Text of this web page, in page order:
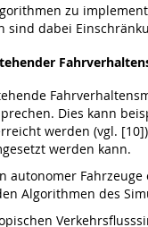
zu
sind dabei
Dies kann
werden (vgl.
werden kann.
autonomer
Algorithmen des